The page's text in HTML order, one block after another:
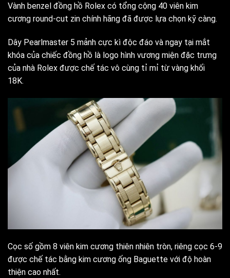
Vành benzel đồng hồ Rolex có tổng cộng 40 viên kim
cương round-cut zin chính hãng đã được lựa chọn kỹ càng.
Dây Pearlmaster 5 mảnh cực kì độc đáo và ngay tại mắt
khóa của chiếc đồng hồ là logo hình vương miện đặc trưng
của nhà Rolex được chế tác vô cùng tỉ mỉ từ vàng khối
18K.
Cọc số gồm 8 viên kim cương thiên nhiên tròn, riêng cọc 6-9
được chế tác bằng kim cương ống Baguette với độ hoàn
thiện cao nhất.